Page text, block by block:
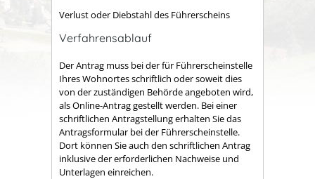
Verlust oder Diebstahl des Führerscheins
Verfahrensablauf
Der Antrag muss bei der für Führerscheinstelle
Ihres Wohnortes schriftlich oder soweit dies
von der zuständigen Behörde angeboten wird,
als Online-Antrag gestellt werden. Bei einer
schriftlichen Antragstellung erhalten Sie das
Antragsformular bei der Führerscheinstelle.
Dort können Sie auch den schriftlichen Antrag
inklusive der erforderlichen Nachweise und
Unterlagen einreichen.